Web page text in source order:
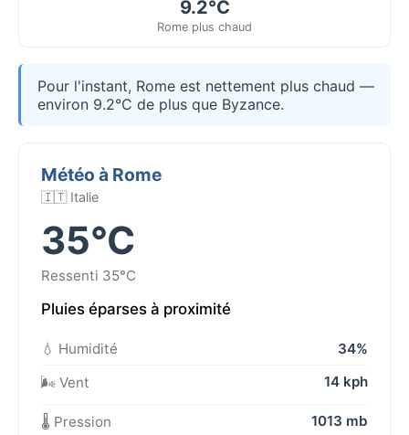
9.2°C
Rome plus chaud
Pour l'instant, Rome est nettement plus chaud —
environ 9.2°C de plus que Byzance.
Météo à Rome
🇮🇹 Italie
35°C
Ressenti 35°C
Pluies éparses à proximité
💧 Humidité
34%
🌬️ Vent
14 kph
🌡️ Pression 1013 mb